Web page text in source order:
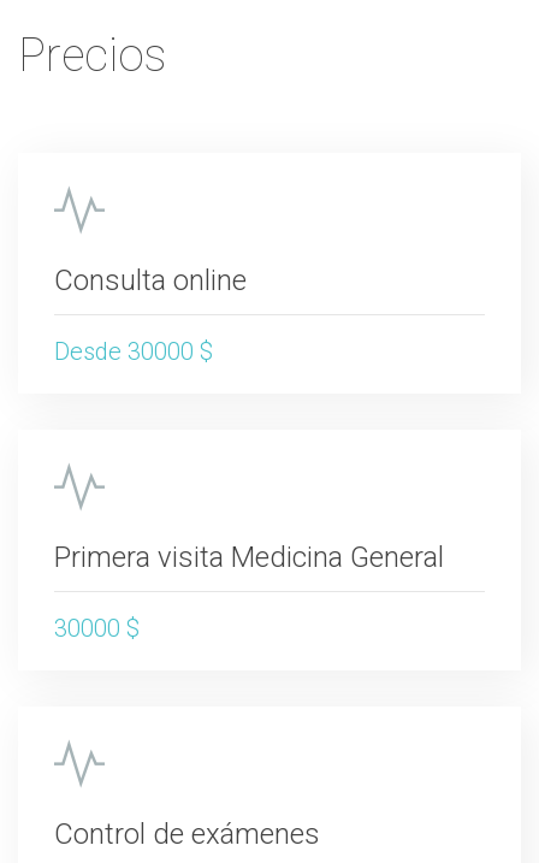
Precios
Consulta online
Desde 30000 $
Primera visita Medicina General
30000 $
Control de exámenes